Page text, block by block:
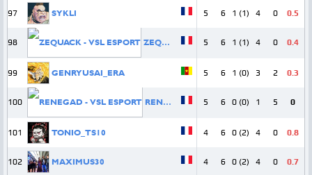
97 SYKLI 5 6 1 (1) 4 0 0.5
98 ZEQUACK 5 6 1 (1) 4 0 0.4
99 GENRYUSAI_ERA 5 6 1 (0) 3 2 0.3
100 RENEGAD 5 6 0 (0) 1 5 0
101 TONIO_TS10 4 6 0 (2) 4 0 0.8
102 MAXIMUS30 4 6 0 (2) 4 0 0.7